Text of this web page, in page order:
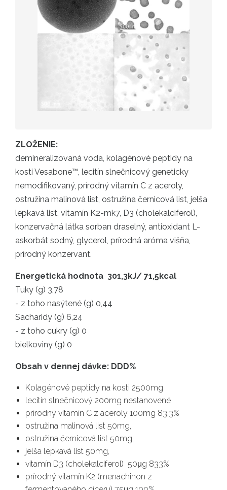
ZLOŽENIE:
demineralizovaná voda, kolagénové peptidy na
kosti Vesabone™, lecitín slnečnicový geneticky
nemodifikovaný, prírodný vitamín C z aceroly,
ostružina malinová list, ostružina černicová list, jelša
lepkavá list, vitamín K2-mk7, D3 (cholekalciferol),
konzervačná látka sorban draselný, antioxidant L-
askorbát sodný, glycerol, prírodná aróma višňa,
prírodný konzervant.
Energetická hodnota 301,3kJ/ 71,5kcal
Tuky (g) 3,78
- z toho nasýtené (g) 0,44
Sacharidy (g) 6,24
- z toho cukry (g) 0
bielkoviny (g) 0
Obsah v dennej dávke: DDD%
Kolagénové peptidy na kosti 2500mg
lecitín slnečnicový 200mg nestanovené
prírodný vitamín C z aceroly 100mg 83,3%
ostružina malinová list 50mg,
ostružina černicová list 50mg,
jelša lepkavá list 50mg,
vitamín D3 (cholekalciferol) 50μg 833%
prírodný vitamín K2 (menachinon z